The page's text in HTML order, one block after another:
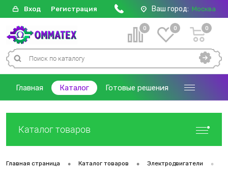
Вход Регистрация Ваш город: Москва
0 0 0
Главная Каталог Готовые решения
Каталог товаров
Главная страница • Каталог товаров • Электродвигатели •